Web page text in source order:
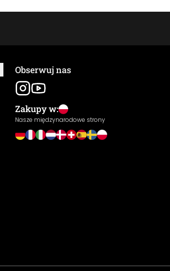
Obserwuj nas
Zakupy w:
Nasze międzynarodowe strony